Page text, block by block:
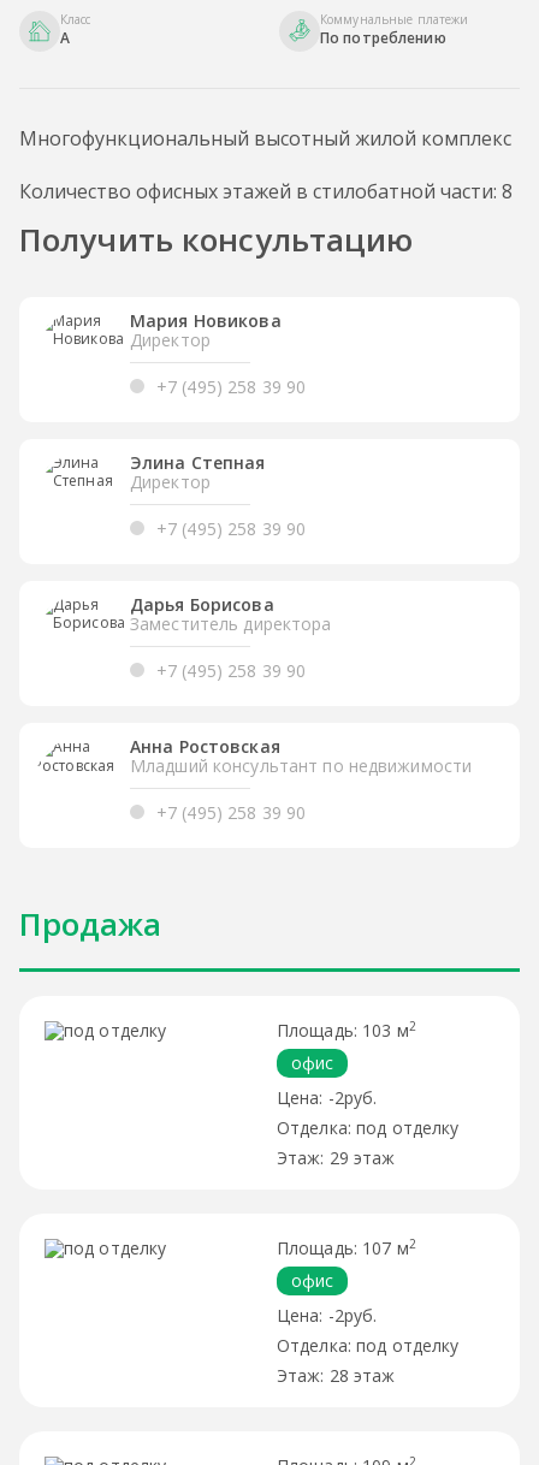
Класс
A
Коммунальные платежи
По потреблению
Многофункциональный высотный жилой комплекс
Количество офисных этажей в стилобатной части: 8
Получить консультацию
Мария Новикова
Директор
+7 (495) 258 39 90
Элина Степная
Директор
+7 (495) 258 39 90
Дарья Борисова
Заместитель директора
+7 (495) 258 39 90
Анна Ростовская
Младший консультант по недвижимости
+7 (495) 258 39 90
Продажа
103 м2
офис
-2руб.
под отделку
29 этаж
107 м2
офис
-2руб.
под отделку
28 этаж
2